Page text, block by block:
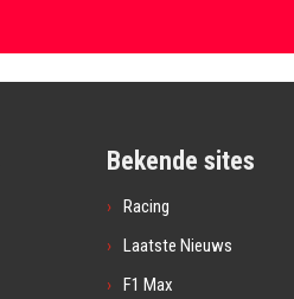
Bekende sites
Racing
Laatste Nieuws
F1 Max